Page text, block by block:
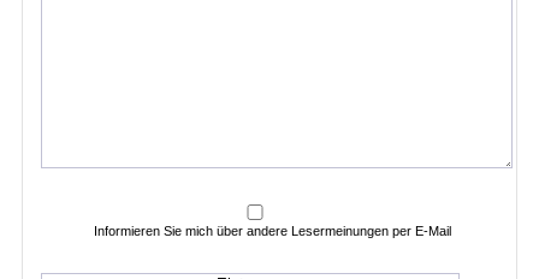
Informieren Sie mich über andere Lesermeinungen per E-Mail